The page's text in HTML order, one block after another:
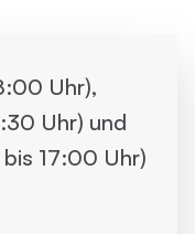
Uhr),
Uhr) und
17:00 Uhr)